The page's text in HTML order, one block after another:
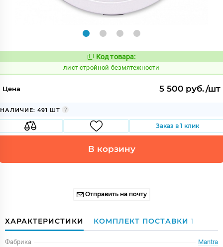
Код:
886129
Код товара:
лист стройной безмятежности
Цена 5 500 руб./шт
НАЛИЧИЕ: 491 ШТ
Заказ в 1 клик
В корзину
Отправить на почту
ХАРАКТЕРИСТИКИ КОМПЛЕКТ ПОСТАВКИ 1
Фабрика
Mantra